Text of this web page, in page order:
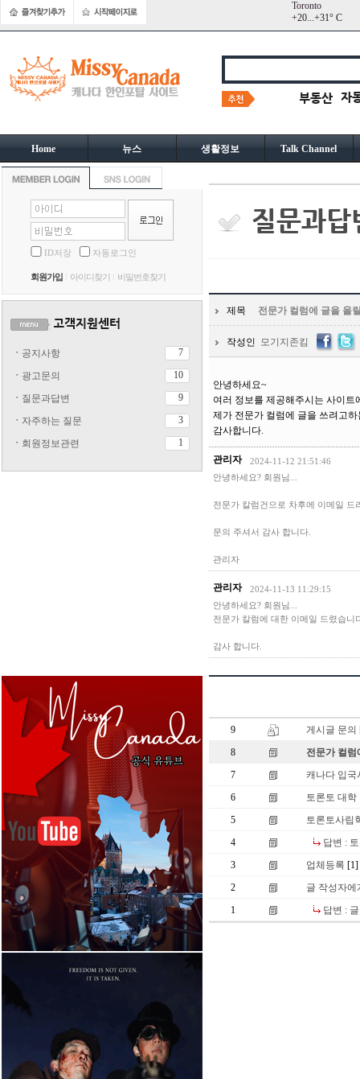
Toronto
+20...+31° C
Home 뉴스 생활정보 Talk Channel
ID저장 자동로그인
회원가입 아이디찾기 비밀번호찾기
ㆍ 공지사항 7
ㆍ 광고문의 10
ㆍ 질문과답변 9
ㆍ 자주하는 질문 3
ㆍ 회원정보관련 1
제목 전문가 컬럼에 글을 올
작성인 모기지존킴
안녕하세요~
여러 정보를 제공해주시는 사이
제가 전문가 컬럼에 글을 쓰려고
감사합니다.
관리자
2024-11-12 21:51:46
안녕하세요? 회원님...
전문가 칼럼건으로 차후에 이메일 드
문의 주셔서 감사 합니다.
관리자
관리자
2024-11-13 11:29:15
안녕하세요? 회원님...
전문가 칼럼에 대한 이메일 드렸습니
감사 합니다.
9 게시글 문의
8
전문가 컬럼
7
캐나다 입국
6
토론토 대학
5
토론토사립
4
답변 :
3
업체등록 [1]
2
글 작성자에
1
답변 :